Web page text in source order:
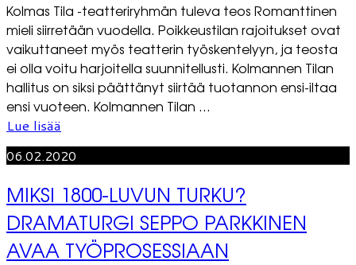
Kolmas Tila -teatteriryhmän tuleva teos Romanttinen
mieli siirretään vuodella. Poikkeustilan rajoitukset ovat
vaikuttaneet myös teatterin työskentelyyn, ja teosta
ei olla voitu harjoitella suunnitellusti. Kolmannen Tilan
hallitus on siksi päättänyt siirtää tuotannon ensi-iltaa
ensi vuoteen. Kolmannen Tilan ...
Lue lisää
06.02.2020
MIKSI 1800-LUVUN TURKU?
DRAMATURGI SEPPO PARKKINEN
AVAA TYÖPROSESSIAAN